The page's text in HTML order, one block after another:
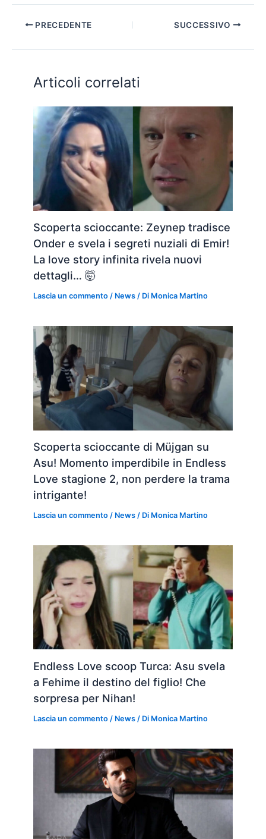
PRECEDENTE SUCCESSIVO
Articoli correlati
Scoperta scioccante: Zeynep tradisce
Onder e svela i segreti nuziali di Emir!
La love story infinita rivela nuovi
dettagli… 🤯
Lascia un commento / News / Di Monica Martino
Scoperta scioccante di Müjgan su
Asu! Momento imperdibile in Endless
Love stagione 2, non perdere la trama
intrigante!
Lascia un commento / News / Di Monica Martino
Endless Love scoop Turca: Asu svela
a Fehime il destino del figlio! Che
sorpresa per Nihan!
Lascia un commento / News / Di Monica Martino